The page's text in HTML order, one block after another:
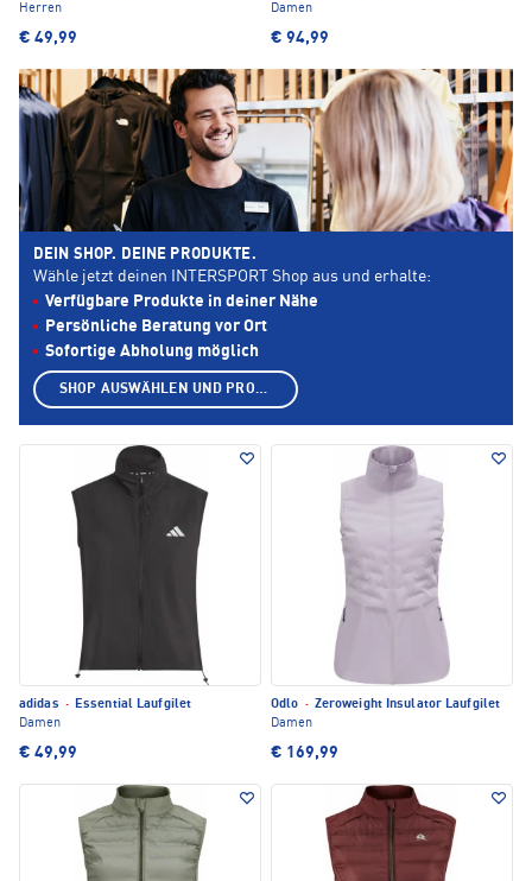
Herren
€ 49,99
Damen
€ 94,99
adidas · Essential Laufgilet
Damen
€ 49,99
Odlo · Zeroweight Insulator Laufgilet
Damen
€ 169,99
DEIN SHOP. DEINE PRODUKTE.
Wähle jetzt deinen INTERSPORT Shop aus und erhalte:
Verfügbare Produkte in deiner Nähe
Persönliche Beratung vor Ort
Sofortige Abholung möglich
SHOP AUSWÄHLEN UND PRODUKTE ANZEIGEN